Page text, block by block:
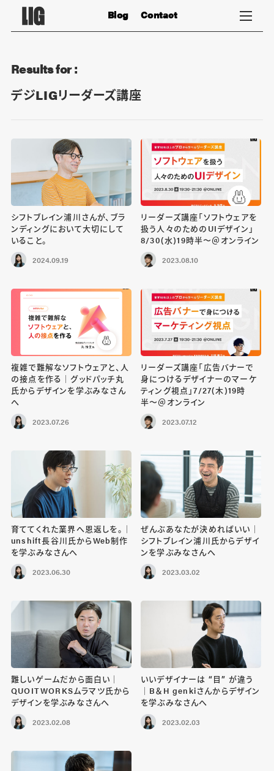
Contact
Blog
Results for :
デジLIGリーダーズ講座
シフトブレイン浦川さんが、ブラ
ンディングにおいて大切にして
いること。
2024.09.19
リーダーズ講座「ソフトウェアを
扱う人々のためのUIデザイン」
8/30(水)19時半〜＠オンライン
2023.08.10
複雑で難解なソフトウェアと、人
の接点を作る｜グッドパッチ丸
氏からデザインを学ぶみなさん
へ
2023.07.26
リーダーズ講座「広告バナーで
身につけるデザイナーのマーケ
ティング視点」7/27(木)19時
半〜＠オンライン
2023.07.12
育ててくれた業界へ恩返しを。｜
unshift長谷川氏からWeb制作
を学ぶみなさんへ
2023.06.30
ぜんぶあなたが決めればいい｜
シフトブレイン浦川氏からデザイ
ンを学ぶみなさんへ
2023.03.02
難しいゲームだから面白い｜
QUOITWORKSムラマツ氏から
デザインを学ぶみなさんへ
2023.02.08
いいデザイナーは “目” が違う
｜B＆H genkiさんからデザイン
を学ぶみなさんへ
2023.02.03